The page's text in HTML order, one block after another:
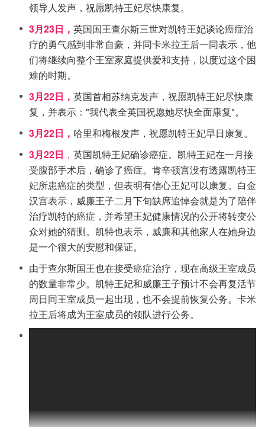
领导人发声，祝愿凯特王妃尽快康复。
3月23日， 英国国王查尔斯三世对凯特王妃谈论癌症治
疗的勇气感到非常自豪，并同卡米拉王后一同表示，他
们将继续向整个王室家庭提供爱和支持，以度过这个困
难的时期。
3月22日， 英国首相苏纳克发声，祝愿凯特王妃尽快康
复，并表示："我代表全英国祝愿她尽快全面康复"。
3月22日， 哈里和梅根发声，祝愿凯特王妃早日康复。
3月22日 ， 英国凯特王妃确诊癌症。凯特王妃在一月接
受腹部手术后，确诊了癌症。肯辛顿宫没有透露凯特王
妃所患癌症的类型，但表明有信心王妃可以康复。白金
汉宫表示，威廉王子二月下旬缺席追悼会就是为了陪伴
治疗凯特的癌症，并希望王妃健康情况的公开将转变公
众对她的猜测。凯特也表示，威廉和其他家人在她身边
是一个很大的安慰和保证。
由于查尔斯国王也在接受癌症治疗，现在高级王室成员
的数量非常少。凯特王妃和威廉王子预计不会再复活节
周日同王室成员一起出现，也不会提前恢复公务。卡米
拉王后将成为王室成员的领队进行公务。